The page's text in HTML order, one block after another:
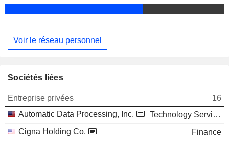
Voir le réseau personnel
Sociétés liées
Entreprise privées
16
Automatic Data Processing, Inc.
Technology Services
Cigna Holding Co.
Finance